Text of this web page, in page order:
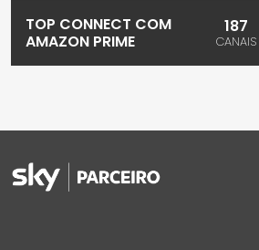
TOP CONNECT COM
AMAZON PRIME
187
CANAIS